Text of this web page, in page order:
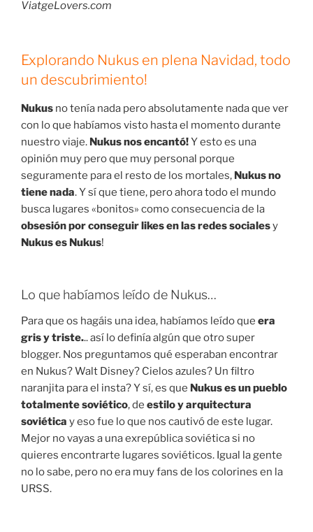
ViatgeLovers.com
Explorando Nukus en plena Navidad, todo
un descubrimiento!
Nukus no tenía nada pero absolutamente nada que ver
con lo que habíamos visto hasta el momento durante
nuestro viaje. Nukus nos encantó!Y esto es una
opinión muy pero que muy personal porque
seguramente para el resto de los mortales, Nukus no
tiene nada. Y sí que tiene, pero ahora todo el mundo
busca lugares «bonitos» como consecuencia de la
obsesión por conseguir likes en las redes socialesy
Nukus es Nukus!
Lo que habíamos leído de Nukus…
Para que os hagáis una idea, habíamos leído que era
gris y triste... así lo definía algún que otro super
blogger. Nos preguntamos qué esperaban encontrar
en Nukus? Walt Disney? Cielos azules? Un filtro
naranjita para el insta? Y sí, es que Nukus es un pueblo
totalmente soviético, de estilo y arquitectura
soviética y eso fue lo que nos cautivó de este lugar.
Mejor no vayas a unaexrepública soviética si no
quieres encontrarte lugares soviéticos. Igual la gente
no lo sabe, pero no era muy fans de los colorines en la
URSS.